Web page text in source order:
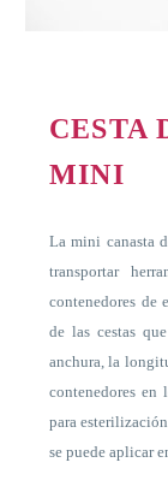
CESTA
MINI
La mini canasta
transportar
contenedores de
de las cestas
anchura, la
contenedores en
para
se puede aplicar